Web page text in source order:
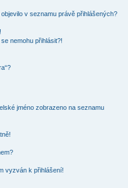
v seznamu právě přihlášených?
nemohu přihlásit?!
jméno zobrazeno na seznamu
vyzván k přihlášení!